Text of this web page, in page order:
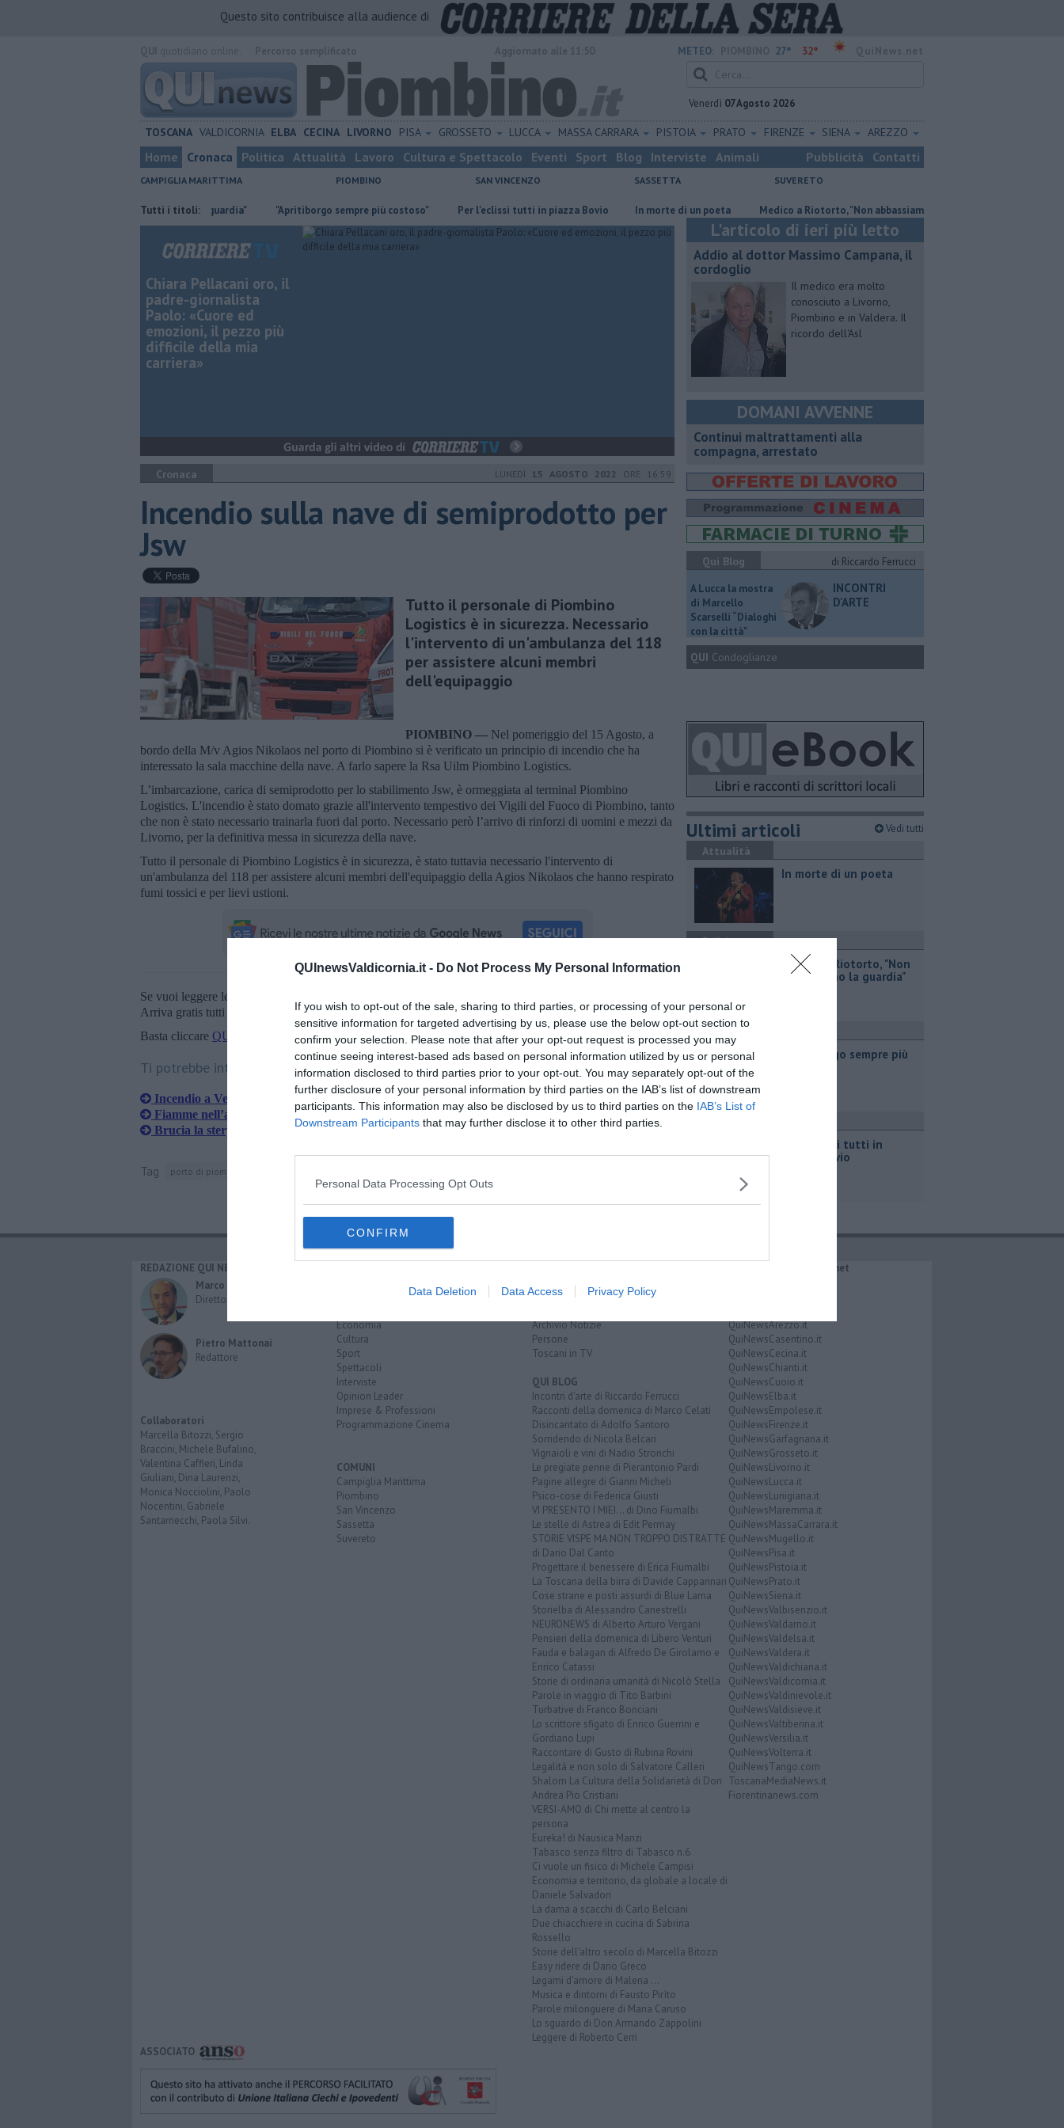
QUInewsValdicornia.it - Do Not Process My Personal Information
If you wish to opt-out of the sale, sharing to third parties, or processing of your personal or
sensitive information for targeted advertising by us, please use the below opt-out section to
confirm your selection. Please note that after your opt-out request is processed you may
continue seeing interest-based ads based on personal information utilized by us or personal
information disclosed to third parties prior to your opt-out. You may separately opt-out of the
further disclosure of your personal information by third parties on the IAB’s list of downstream
participants. This information may also be disclosed by us to third parties on the IAB’s List of
Downstream Participants that may further disclose it to other third parties.
Personal Data Processing Opt Outs
CONFIRM
Data Deletion Data Access Privacy Policy
Questo sito contribuisce alla audience di
METEO: 27° 32°
Venerdì 07 Agosto 2026
TOSCANA VALDICORNIA ELBA CECINA LIVORNO PISA GROSSETO LUCCA MASSA CARRARA PISTOIA PRATO FIRENZE SIENA AREZZO
Home Cronaca Politica Attualità Lavoro Cultura e Spettacolo Eventi Sport Blog Interviste Animali Pubblicità Contatti
CAMPIGLIA MARITTIMA PIOMBINO SAN VINCENZO SASSETTA SUVERETO
Tutti i titoli:
a Riotorto, "Non abbassiamo la guardia" "Apritiborgo sempre più costoso" Per l'eclissi tutti in piazza Bovio In morte di un poeta Medico a Riotorto, "Non abbassiamo la guardia"
Chiara Pellacani oro, il
padre-giornalista
Paolo: «Cuore ed
emozioni, il pezzo più
difficile della mia
carriera»
Cronaca LUNEDÌ 15 AGOSTO 2022 ORE 16:59
Incendio sulla nave di semiprodotto per
Jsw
Tutto il personale di Piombino
Logistics è in sicurezza. Necessario
l'intervento di un'ambulanza del 118
per assistere alcuni membri
dell'equipaggio
PIOMBINO — Nel pomeriggio del 15 Agosto, a
bordo della M/v Agios Nikolaos nel porto di Piombino si è verificato un principio di incendio che ha
interessato la sala macchine della nave. A farlo sapere la Rsa Uilm Piombino Logistics.
L’imbarcazione, carica di semiprodotto per lo stabilimento Jsw, è ormeggiata al terminal Piombino
Logistics. L'incendio è stato domato grazie all'intervento tempestivo dei Vigili del Fuoco di Piombino, tanto
che non è stato necessario trainarla fuori dal porto. Necessario però l’arrivo di rinforzi di uomini e mezzi da
Livorno, per la definitiva messa in sicurezza della nave.
Tutto il personale di Piombino Logistics è in sicurezza, è stato tuttavia necessario l'intervento di
un'ambulanza del 118 per assistere alcuni membri dell'equipaggio della Agios Nikolaos che hanno respirato
fumi tossici e per lievi ustioni.
Se vuoi leggere le notizie principali della Toscana iscriviti alla
Arriva gratis tutti i giorni alle 20:00 direttamente nella tua casella di posta.
Basta cliccare QUI
Ti potrebbe interessare anche:
Incendio a Venturina, chiusa statale e stop treni
Fiamme nell’appartamento, un anziano all’interno
Brucia la sterpaglia, il vento alimenta l’incendio
Tag porto di piombino
L'articolo di ieri più letto
Addio al dottor Massimo Campana, il
cordoglio
Il medico era molto
conosciuto a Livorno,
Piombino e in Valdera. Il
ricordo dell'Asl
DOMANI AVVENNE
Continui maltrattamenti alla
compagna, arrestato
Qui Blog
di Riccardo Ferrucci
A Lucca la mostra
di Marcello
Scarselli “Dialoghi
con la città"
INCONTRI
D'ARTE
QUI Condoglianze
Ultimi articoli Vedi tutti
Attualità
In morte di un poeta
Politica
Medico a Riotorto, "Non
abbassiamo la guardia"
Politica
"Apritiborgo sempre più
Per l'eclissi tutti in
piazza Bovio
REDAZIONE QUI NEWS
Marco Migli
Direttore Responsabile
Pietro Mattonai
Redattore
Collaboratori
Marcella Bitozzi, Sergio
Braccini, Michele Bufalino,
Valentina Caffieri, Linda
Giuliani, Dina Laurenzi,
Monica Nocciolini, Paolo
Nocentini, Gabriele
Santarnecchi, Paola Silvi.
Economia
Cultura
Sport
Spettacoli
Interviste
Opinion Leader
Imprese & Professioni
Programmazione Cinema
COMUNI
Campiglia Marittima
Piombino
San Vincenzo
Sassetta
Suvereto
Le notizie di oggi
Più Letti della settimana
Archivio Notizie
Persone
Toscani in TV
QUI BLOG
Incontri d'arte di Riccardo Ferrucci
Racconti della domenica di Marco Celati
Disincantato di Adolfo Santoro
Sorridendo di Nicola Belcari
Vignaioli e vini di Nadio Stronchi
Le pregiate penne di Pierantonio Pardi
Pagine allegre di Gianni Micheli
Psico-cose di Federica Giusti
VI PRESENTO I MIEI... di Dino Fiumalbi
Le stelle di Astrea di Edit Permay
STORIE VISPE MA NON TROPPO DISTRATTE
di Dario Dal Canto
Progettare il benessere di Erica Fiumalbi
La Toscana della birra di Davide Cappannari
Cose strane e posti assurdi di Blue Lama
Storielba di Alessandro Canestrelli
NEURONEWS di Alberto Arturo Vergani
Pensieri della domenica di Libero Venturi
Fauda e balagan di Alfredo De Girolamo e
Enrico Catassi
Storie di ordinaria umanità di Nicolò Stella
Parole in viaggio di Tito Barbini
Turbative di Franco Bonciani
Lo scrittore sfigato di Enrico Guerrini e
Gordiano Lupi
Raccontare di Gusto di Rubina Rovini
Legalità e non solo di Salvatore Calleri
Shalom La Cultura della Solidarietà di Don
Andrea Pio Cristiani
VERSI-AMO di Chi mette al centro la
persona
Eureka! di Nausica Manzi
Tabasco senza filtro di Tabasco n.6
Ci vuole un fisico di Michele Campisi
Economia e territorio, da globale a locale di
Daniele Salvadori
La dama a scacchi di Carlo Belciani
Due chiacchiere in cucina di Sabrina
Rossello
Storie dell'altro secolo di Marcella Bitozzi
Easy ridere di Dario Greco
Legami d'amore di Malena ...
Musica e dintorni di Fausto Pirìto
Parole milonguere di Maria Caruso
Lo sguardo di Don Armando Zappolini
Leggere di Roberto Cerri
IL NETWORK QuiNews.net
QuiNewsArezzo.it
QuiNewsCasentino.it
QuiNewsCecina.it
QuiNewsChianti.it
QuiNewsCuoio.it
QuiNewsElba.it
QuiNewsEmpolese.it
QuiNewsFirenze.it
QuiNewsGarfagnana.it
QuiNewsGrosseto.it
QuiNewsLivorno.it
QuiNewsLucca.it
QuiNewsLunigiana.it
QuiNewsMaremma.it
QuiNewsMassaCarrara.it
QuiNewsMugello.it
QuiNewsPisa.it
QuiNewsPistoia.it
QuiNewsPrato.it
QuiNewsSiena.it
QuiNewsValbisenzio.it
QuiNewsValdarno.it
QuiNewsValdelsa.it
QuiNewsValdera.it
QuiNewsValdichiana.it
QuiNewsValdicornia.it
QuiNewsValdinievole.it
QuiNewsValdisieve.it
QuiNewsValtiberina.it
QuiNewsVersilia.it
QuiNewsVolterra.it
QuiNewsTango.com
ToscanaMediaNews.it
Fiorentinanews.com
ASSOCIATO